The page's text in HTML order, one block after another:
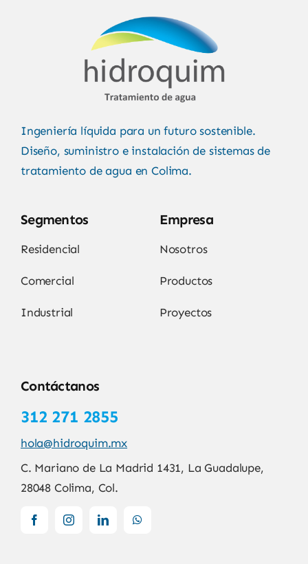
Ingeniería líquida para un futuro sostenible.
Diseño, suministro e instalación de sistemas de
tratamiento de agua en Colima.
Segmentos
Residencial
Comercial
Industrial
Empresa
Nosotros
Productos
Proyectos
Contáctanos
312 271 2855
hola@hidroquim.mx
C. Mariano de La Madrid 1431, La Guadalupe,
28048 Colima, Col.